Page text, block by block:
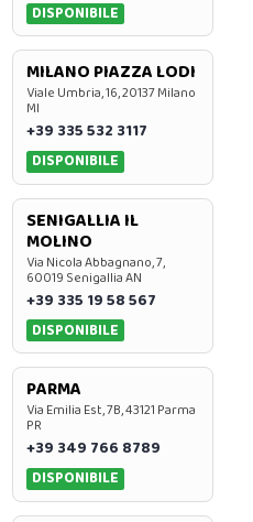
DISPONIBILE
MILANO PIAZZA LODI
Viale Umbria, 16, 20137 Milano
MI
+39 335 532 3117
DISPONIBILE
SENIGALLIA IL
MOLINO
Via Nicola Abbagnano, 7,
60019 Senigallia AN
+39 335 19 58 567
DISPONIBILE
PARMA
Via Emilia Est, 7B, 43121 Parma
PR
+39 349 766 8789
DISPONIBILE